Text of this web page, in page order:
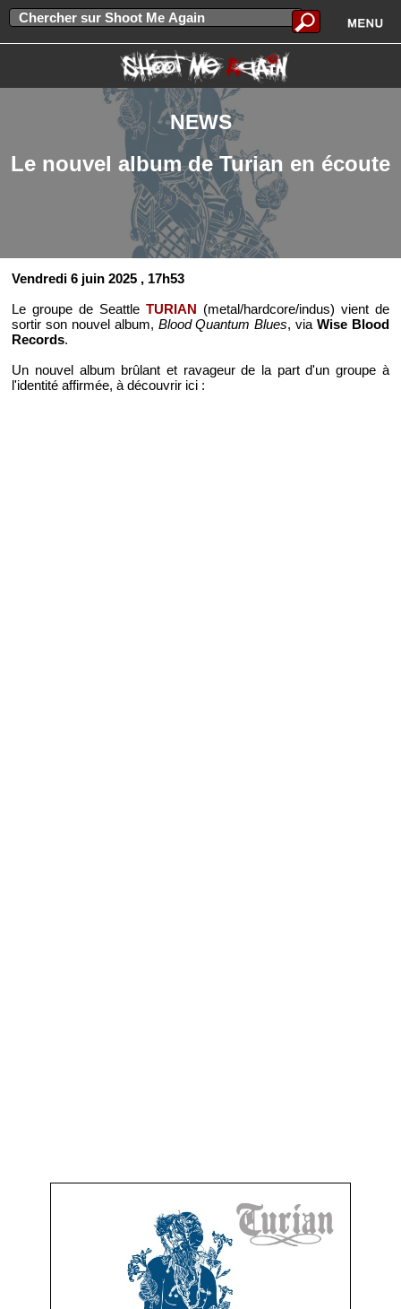
NEWS
Le nouvel album de Turian en écoute
Vendredi 6 juin 2025 , 17h53
Le groupe de Seattle TURIAN (metal/hardcore/indus) vient de
sortir son nouvel album, Blood Quantum Blues, via Wise Blood
Records.
Un nouvel album brûlant et ravageur de la part d'un groupe à
l'identité affirmée, à découvrir ici :